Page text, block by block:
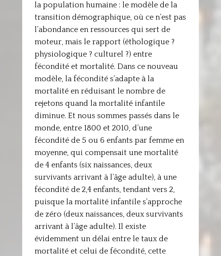
la population humaine : le modèle de la
transition démographique, où ce n’est pas
l’abondance en ressources qui sert de
moteur, mais le rapport (éthologique ?
physiologique ? culturel ?) entre
fécondité et mortalité. Dans ce nouveau
modèle, la fécondité s’adapte à la
mortalité en réduisant le nombre de
rejetons quand la mortalité infantile
diminue. Et nous sommes passés dans le
monde, entre 1800 et 2010, d’une
fécondité de 5 ou 6 enfants par femme en
moyenne, qui compensait une mortalité
de 4 enfants (six naissances, deux
survivants arrivant à l’âge adulte), à une
fécondité de 2,4 enfants, tendant vers 2,
puisque la mortalité infantile s’approche
de zéro (deux naissances, deux survivants
arrivant à l’âge adulte). Il existe
évidemment un délai entre le taux de
mortalité et celui de fécondité, cette